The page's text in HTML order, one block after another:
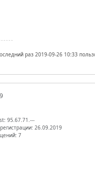
раз 2019-09-26 10:33
95.67.71.---
26.09.2019
7